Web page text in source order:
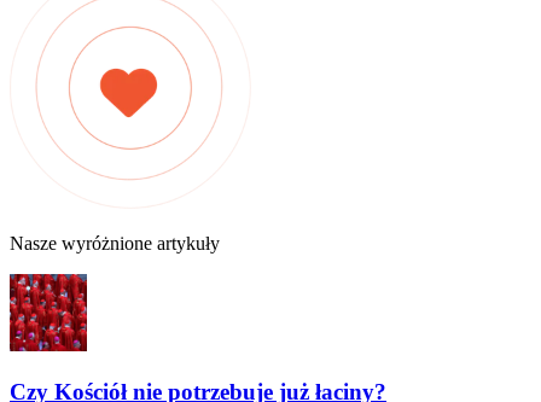
Nasze wyróżnione artykuły
Czy Kościół nie potrzebuje już łaciny?